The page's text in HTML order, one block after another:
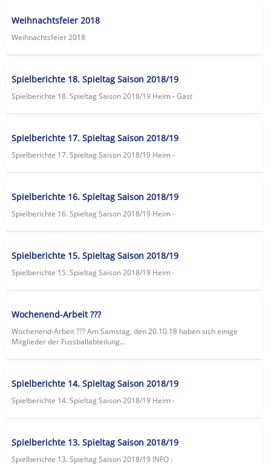
Weihnachtsfeier 2018
Weihnachtsfeier 2018
Spielberichte 18. Spieltag Saison 2018/19
Spielberichte 18. Spieltag Saison 2018/19 Heim - Gast
Spielberichte 17. Spieltag Saison 2018/19
Spielberichte 17. Spieltag Saison 2018/19 Heim -
Spielberichte 16. Spieltag Saison 2018/19
Spielberichte 16. Spieltag Saison 2018/19 Heim -
Spielberichte 15. Spieltag Saison 2018/19
Spielberichte 15. Spieltag Saison 2018/19 Heim -
Wochenend-Arbeit ???
Wochenend-Arbeit ??? Am Samstag, den 20.10.18 haben sich einige
Mitglieder der Fussballabteilung...
Spielberichte 14. Spieltag Saison 2018/19
Spielberichte 14. Spieltag Saison 2018/19 Heim -
Spielberichte 13. Spieltag Saison 2018/19
Spielberichte 13. Spieltag Saison 2018/19 lNFO :